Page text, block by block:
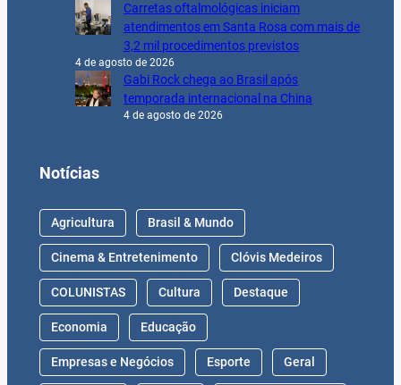
Carretas oftalmológicas iniciam
atendimentos em Santa Rosa com mais de
3,2 mil procedimentos previstos
4 de agosto de 2026
Gabi Rock chega ao Brasil após
temporada internacional na China
4 de agosto de 2026
Notícias
Agricultura Brasil & Mundo
Cinema & Entretenimento Clóvis Medeiros
COLUNISTAS Cultura Destaque
Economia Educação
Empresas e Negócios Esporte Geral